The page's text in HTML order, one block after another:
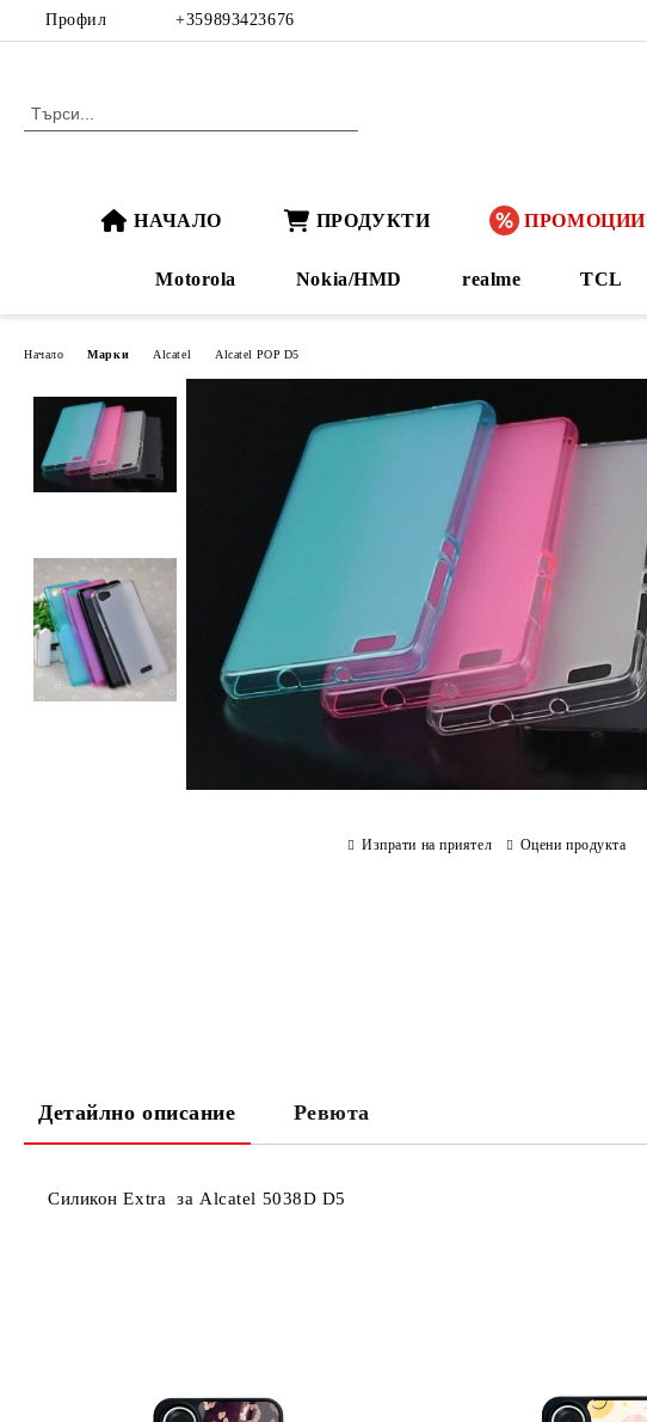
Профил +359893423676
НАЧАЛО ПРОДУКТИ ПРОМОЦИИ
Motorola Nokia/HMD realme TCL
Начало Марки Alcatel Alcatel POP D5
Изпрати на приятел Оцени продукта
Детайлно описание Ревюта
Силикон Extra за Alcatel 5038D D5